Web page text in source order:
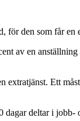
för den som får en
av en
Ett
deltar i